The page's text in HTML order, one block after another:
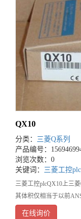
QX10
分类： 三菱Q系列
产品编号：
浏览次数：0
关键词： 三菱工控plc
三菱工控plcQX10上三
其体积仅相当于以前
置可节省配线时间和空
在线询价